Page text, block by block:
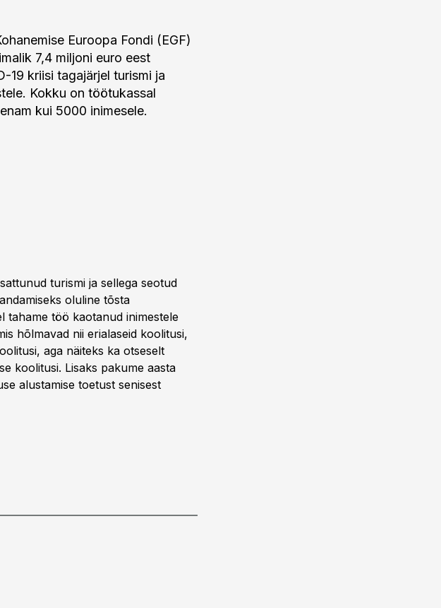
Euroopa Fondi (EGF)
7,4 miljoni euro eest
19 kriisi tagajärjel turismi ja
Kokku on töötukassal
kui 5000 inimesele.
turismi ja sellega seotud
oluline tõsta
tahame töö kaotanud inimestele
hõlmavad nii erialaseid koolitusi,
aga näiteks ka otseselt
koolitusi. Lisaks pakume aasta
alustamise toetust senisest